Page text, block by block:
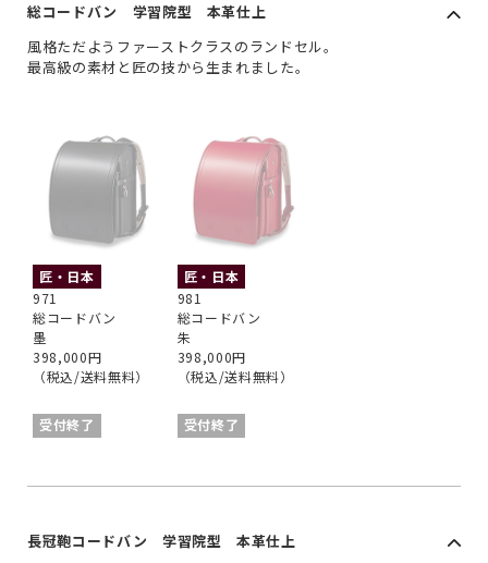
総コードバン 学習院型 本革仕上
風格ただようファーストクラスのランドセル。
最高級の素材と匠の技から生まれました。
匠・日本
971
総コードバン
墨
398,000円
（税込/送料無料）
受付終了
匠・日本
981
総コードバン
朱
398,000円
（税込/送料無料）
受付終了
長冠鞄コードバン 学習院型 本革仕上